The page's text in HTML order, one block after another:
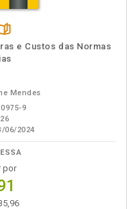
e Custos das Normas
Mendes
9
06/2024
por